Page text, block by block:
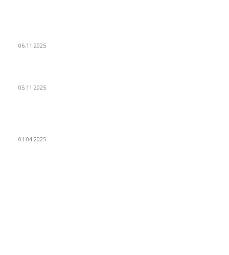
06.11.2025
05.11.2025
01.04.2025